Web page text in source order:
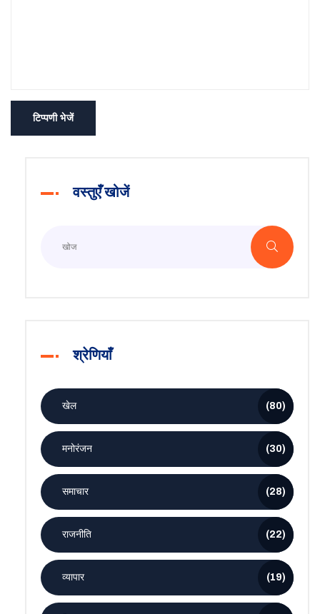
टिप्पणी भेजें
वस्तुएँ खोजें
श्रेणियाँ
खेल (80)
मनोरंजन (30)
समाचार (28)
राजनीति (22)
व्यापार (19)